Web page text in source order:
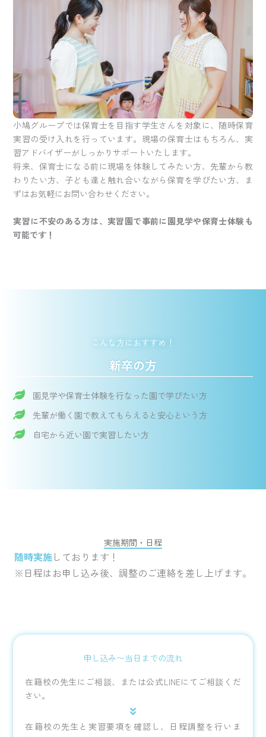
小鳩グループでは保育士を目指す学生さんを対象に、随時保育
実習の受け入れを行っています。現場の保育士はもちろん、実
習アドバイザーがしっかりサポートいたします。
将来、保育士になる前に現場を体験してみたい方、先輩から教
わりたい方、子ども達と触れ合いながら保育を学びたい方、ま
ずはお気軽にお問い合わせください。
実習に不安のある方は、実習園で事前に園見学や保育士体験も
可能です！
こんな方におすすめ！
新卒の方
園見学や保育士体験を行なった園で学びたい方
先輩が働く園で教えてもらえると安心という方
自宅から近い園で実習したい方
実施期間・日程
随時実施しております！
※日程はお申し込み後、調整のご連絡を差し上げます。
申し込み〜当日までの流れ
在籍校の先生にご相談、または公式LINEにてご相談くだ
さい。
在籍校の先生と実習要項を確認し、日程調整を行いま